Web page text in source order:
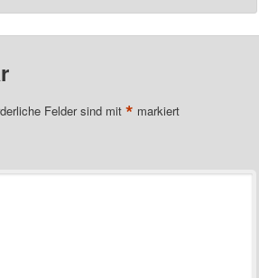
Felder sind mit * markiert